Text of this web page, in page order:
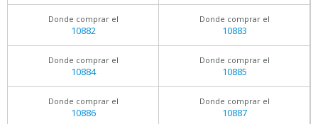
Donde comprar el
10882
Donde comprar el
10883
Donde comprar el
10884
Donde comprar el
10885
Donde comprar el
10886
Donde comprar el
10887